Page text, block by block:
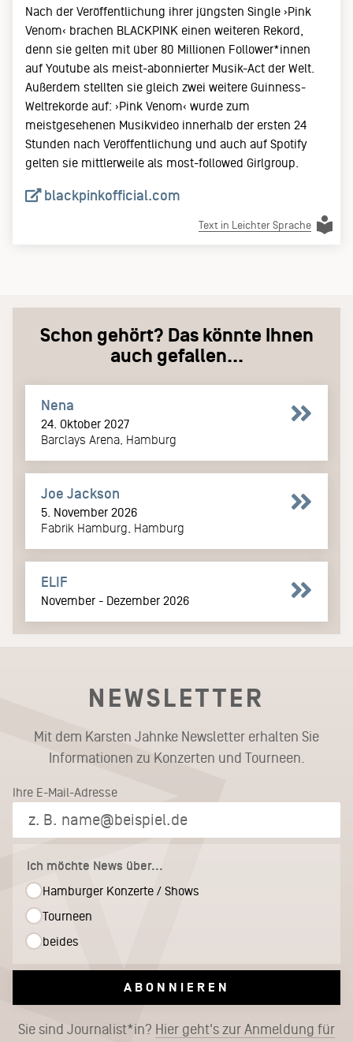
Nach der Veröffentlichung ihrer jüngsten Single ›Pink
Venom‹ brachen BLACKPINK einen weiteren Rekord,
denn sie gelten mit über 80 Millionen Follower*innen
auf Youtube als meist-abonnierter Musik-Act der Welt.
Außerdem stellten sie gleich zwei weitere Guinness-
Weltrekorde auf: ›Pink Venom‹ wurde zum
meistgesehenen Musikvideo innerhalb der ersten 24
Stunden nach Veröffentlichung und auch auf Spotify
gelten sie mittlerweile als most-followed Girlgroup.
blackpinkofficial.com
Text in Leichter Sprache
Schon gehört? Das könnte Ihnen
auch gefallen...
Nena
24. Oktober 2027
Barclays Arena, Hamburg
Joe Jackson
5. November 2026
Fabrik Hamburg, Hamburg
ELIF
November - Dezember 2026
NEWSLETTER
Mit dem Karsten Jahnke Newsletter erhalten Sie
Informationen zu Konzerten und Tourneen.
Ihre E-Mail-Adresse
Ich möchte News über...
Hamburger Konzerte / Shows
Tourneen
beides
ABONNIEREN
Sie sind Journalist*in? Hier geht's zur Anmeldung für